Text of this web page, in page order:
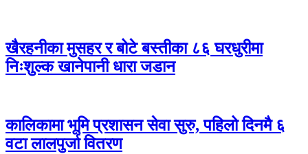
खैरहनीका मुसहर र बोटे बस्तीका ८६ घरधुरीमा
निःशुल्क खानेपानी धारा जडान
कालिकामा भूमि प्रशासन सेवा सुरु, पहिलो दिनमै ६
वटा लालपुर्जा वितरण